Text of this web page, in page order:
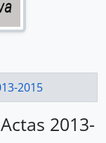
2015
2013-